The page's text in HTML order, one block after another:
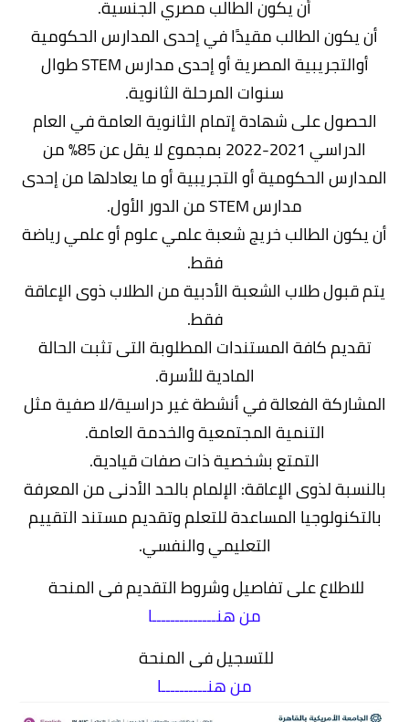
أن يكون الطالب مصري الجنسية.
أن يكون الطالب مقيدًا في إحدى المدارس الحكومية
أوالتجريبية المصرية أو إحدى مدارس STEM طوال
سنوات المرحلة الثانوية.
الحصول على شهادة إتمام الثانوية العامة في العام
الدراسي 2021-2022 بمجموع لا يقل عن 85% من
المدارس الحكومية أو التجريبية أو ما يعادلها من إحدى
مدارس STEM من الدور الأول.
أن يكون الطالب خريج شعبة علمي علوم أو علمي رياضة
فقط.
يتم قبول طلاب الشعبة الأدبية من الطلاب ذوى الإعاقة
فقط.
تقديم كافة المستندات المطلوبة التى تثبت الحالة
المادية للأسرة.
المشاركة الفعالة في أنشطة غير دراسية/لا صفية مثل
التنمية المجتمعية والخدمة العامة.
التمتع بشخصية ذات صفات قيادية.
بالنسبة لذوى الإعاقة: الإلمام بالحد الأدنى من المعرفة
بالتكنولوجيا المساعدة للتعلم وتقديم مستند التقييم
التعليمي والنفسي.
للاطلاع على تفاصيل وشروط التقديم فى المنحة
من هنــــــــــــــا
للتسجيل فى المنحة
من هنــــــــــا